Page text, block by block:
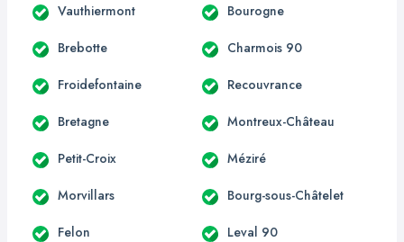
Vauthiermont Bourogne
Brebotte Charmois 90
Froidefontaine Recouvrance
Bretagne Montreux-Château
Petit-Croix Méziré
Morvillars Bourg-sous-Châtelet
Felon Leval 90